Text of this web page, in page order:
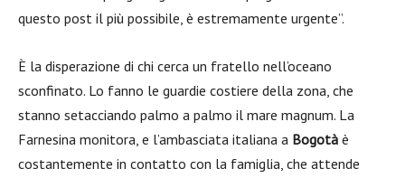
questo post il più possibile, è estremamente urgente”.
È la disperazione di chi cerca un fratello nell’oceano
sconfinato. Lo fanno le guardie costiere della zona, che
stanno setacciando palmo a palmo il mare magnum. La
Farnesina monitora, e l’ambasciata italiana a Bogotà è
costantemente in contatto con la famiglia, che attende